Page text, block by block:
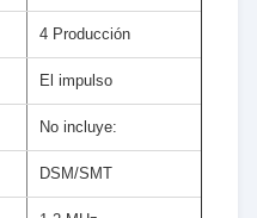
4 Producción
El impulso
No incluye:
DSM/SMT